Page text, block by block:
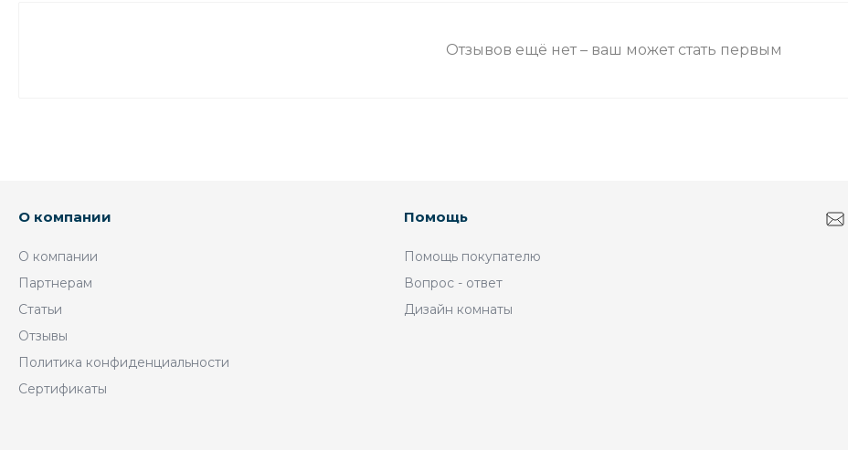
Отзывов ещё нет – ваш может стать первым
О компании
О компании
Партнерам
Статьи
Отзывы
Политика конфиденциальности
Сертификаты
Помощь
Помощь покупателю
Вопрос - ответ
Дизайн комнаты